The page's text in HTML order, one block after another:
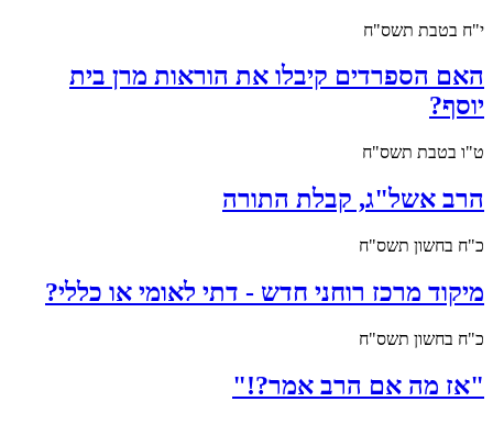
י"ח בטבת תשס"ח
האם הספרדים קיבלו את הוראות מרן בית
יוסף?
ט"ו בטבת תשס"ח
הרב אשל"ג, קבלת התורה
כ"ח בחשון תשס"ח
מיקוד מרכז רוחני חדש - דתי לאומי או כללי?
כ"ח בחשון תשס"ח
"אז מה אם הרב אמר?!"